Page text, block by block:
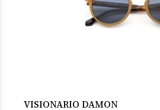
VISIONARIO DAMON